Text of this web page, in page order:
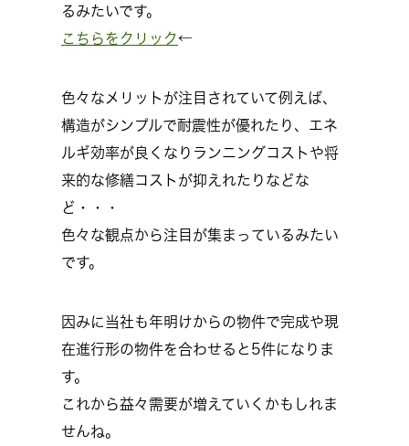
るみたいです。
こちらをクリック←
色々なメリットが注目されていて例えば、
構造がシンプルで耐震性が優れたり、エネ
ルギ効率が良くなりランニングコストや将
来的な修繕コストが抑えれたりなどな
ど・・・
色々な観点から注目が集まっているみたい
です。
因みに当社も年明けからの物件で完成や現
在進行形の物件を合わせると5件になりま
す。
これから益々需要が増えていくかもしれま
せんね。